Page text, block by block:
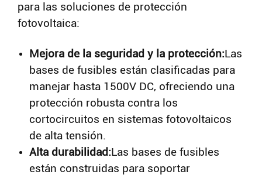
para las soluciones de protección
fotovoltaica:
Mejora de la seguridad y la protección:Las
bases de fusibles están clasificadas para
manejar hasta 1500V DC, ofreciendo una
protección robusta contra los
cortocircuitos en sistemas fotovoltaicos
de alta tensión.
Alta durabilidad:Las bases de fusibles
están construidas para soportar